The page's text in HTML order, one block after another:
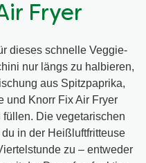
Fryer
dieses schnelle Veggie-
nur längs zu halbieren,
aus Spitzpaprika,
und Knorr Fix Air Fryer
Die vegetarischen
in der Heißluftfritteuse
zu – entweder